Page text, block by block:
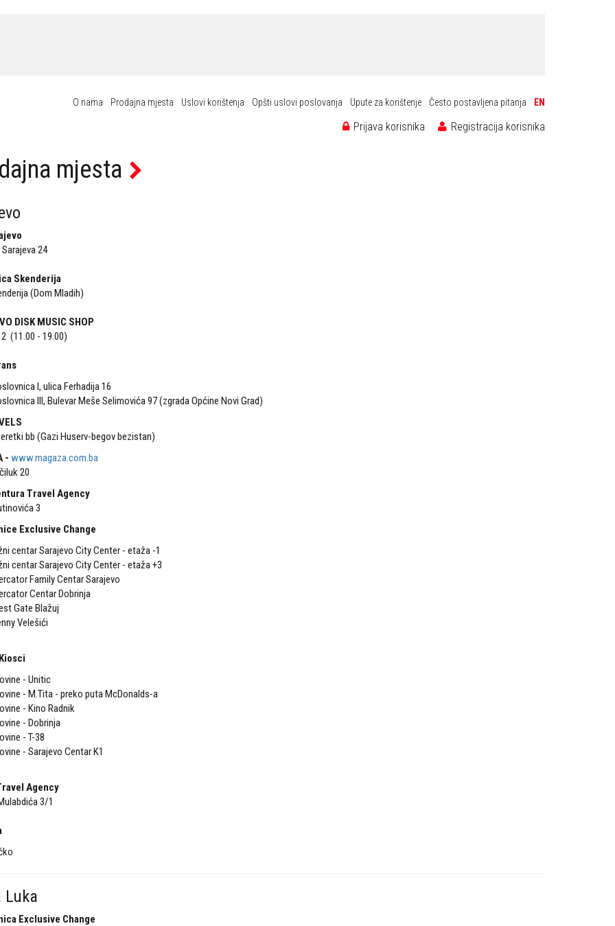
O nama Prodajna mjesta Uslovi korištenja Opšti uslovi poslovanja Upute za korištenje Često postavljena pitanja EN
Prijava korisnika Registracija korisnika
mjesta
24
Skenderija
(Dom Mladih)
DISK MUSIC SHOP
(11.00 - 19.00)
I, ulica Ferhadija 16
III, Bulevar Meše Selimovića 97 (zgrada Općine Novi Grad)
bb (Gazi Huserv-begov bezistan)
- www.magaza.com.ba
20
Travel Agency
3
Exclusive Change
centar Sarajevo City Center - etaža -1
centar Sarajevo City Center - etaža +3
Family Centar Sarajevo
Centar Dobrinja
Gate Blažuj
Velešići
- Unitic
- M.Tita - preko puta McDonalds-a
- Kino Radnik
- Dobrinja
- T-38
- Sarajevo Centar K1
Agency
3/1
Luka
Exclusive Change